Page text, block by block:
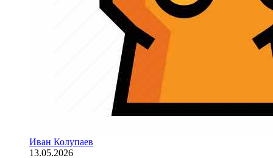
Иван Колупаев
13.05.2026